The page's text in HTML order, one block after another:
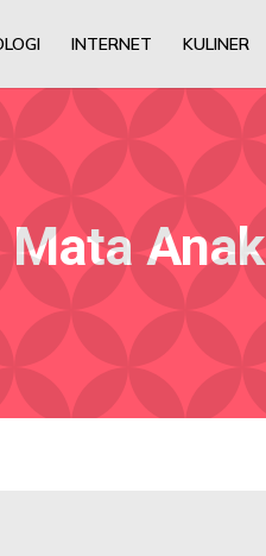
INTERNET KULINER
Anak